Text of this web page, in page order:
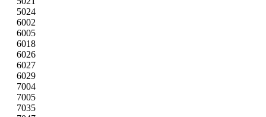
5024
6002
6005
6018
6026
6027
6029
7004
7005
7035